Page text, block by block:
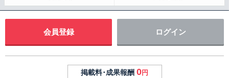
会員登録 ログイン
掲載料･成果報酬 0円